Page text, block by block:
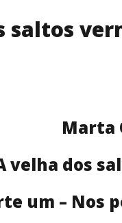
saltos
Marta
velha dos
um – Nos